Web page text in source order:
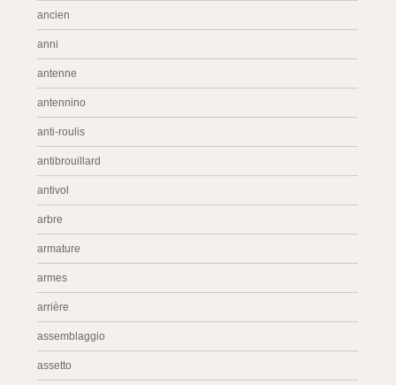
ancien
anni
antenne
antennino
anti-roulis
antibrouillard
antivol
arbre
armature
armes
arrière
assemblaggio
assetto